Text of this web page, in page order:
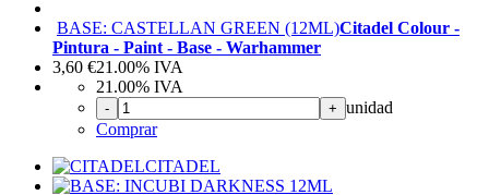
BASE: CASTELLAN GREEN (12ML)Citadel Colour -
Pintura - Paint - Base - Warhammer
3,60 €21.00% IVA
21.00% IVA
- + unidad
Comprar
CITADEL